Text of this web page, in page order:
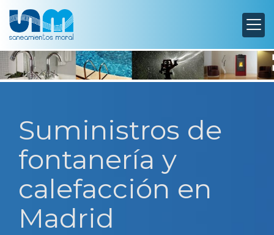
Suministros de
fontanería y
calefacción en
Madrid